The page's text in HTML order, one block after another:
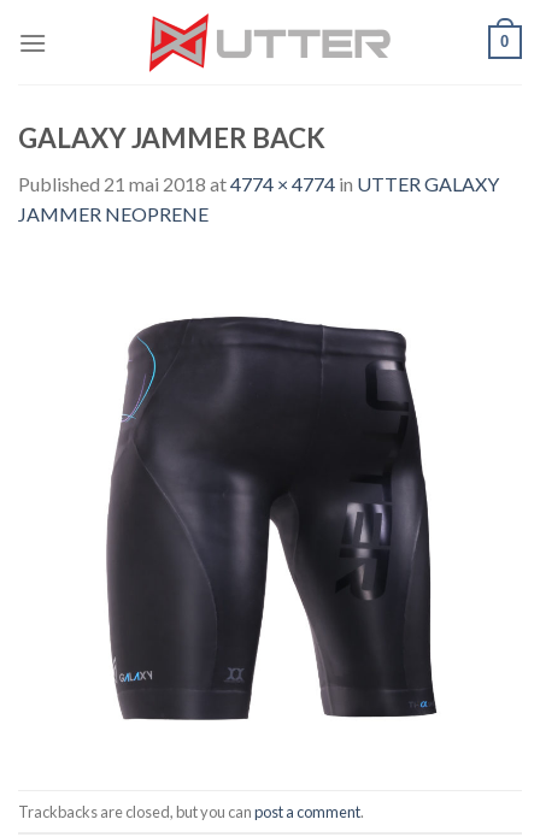
0
GALAXY JAMMER BACK
Published 21 mai 2018 at4774 × 4774 in UTTER GALAXY
JAMMER NEOPRENE
Trackbacks are closed, but you canpost a comment.